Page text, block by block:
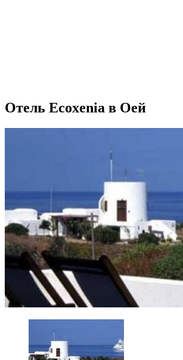
Отель Ecoxenia в Оей